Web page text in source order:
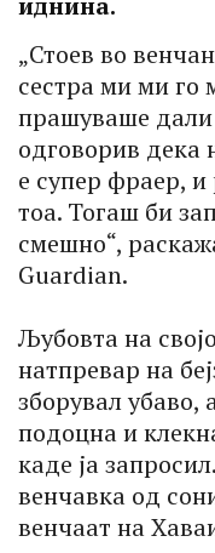
„Стоев во
сестра ми ми го
прашуваше дали
одговорив дека
е супер фраер, и
тоа. Тогаш би
смешно“,
Guardian.
Љубовта на
натпревар на
зборувал убаво,
подоцна и
каде ја
венчавка од
венчаат на